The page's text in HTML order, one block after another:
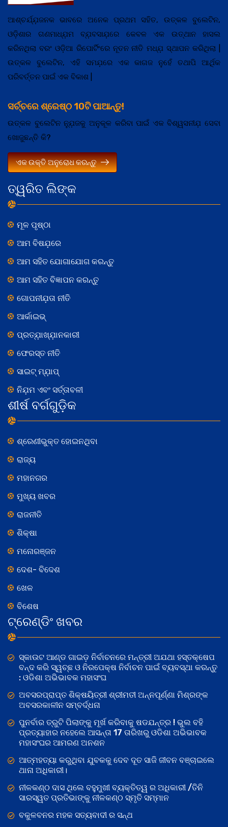
ତ୍ୱରିତ ଲିଙ୍କ
ମୂଳ ପୃଷ୍ଠା
ଆମ ବିଷଯ଼ରେ
ଆମ ସହିତ ଯୋଗାଯୋଗ କରନ୍ତୁ
ଆମ ସହିତ ବିଜ୍ଞାପନ କରନ୍ତୁ
ଗୋପନୀଯ଼ତା ନୀତି
ଆର୍କାଇଭ୍
ପ୍ରତ୍ଯ଼ାଖ୍ଯ଼ାନକାରୀ
ଫେରସ୍ତ ନୀତି
ସାଇଟ୍ ମ୍ଯ଼ାପ୍
ନିଯ଼ମ ଏବଂ ସର୍ତ୍ତାବଳୀ
ଶୀର୍ଷ ବର୍ଗଗୁଡ଼ିକ
ଶ୍ରେଣୀଭୁକ୍ତ ହୋଇନଥିବା
ରାଜ୍ୟ
ମହାନଗର
ମୁଖ୍ୟ ଖବର
ରାଜନୀତି
ଶିକ୍ଷା
ମନୋରଞ୍ଜନ
ଦେଶ- ବିଦେଶ
ଖେଳ
ବିଶେଷ
ଟ୍ରେଣ୍ଡିଂ ଖବର
ସ୍କାଉଟ ଆଣ୍ଡ ଗାଇଡ଼ ନିର୍ବାଚନରେ ମନ୍ତ୍ରୀ ଅଯଥା ହସ୍ତକ୍ଷେପ
ବନ୍ଦ କରି ସ୍ୱଚ୍ଛ ଓ ନିରପେକ୍ଷ ନିର୍ବାଚନ ପାଇଁ ବ୍ୟବସ୍ଥା କରନ୍ତୁ
: ଓଡିଶା ଅଭିଭାବକ ମହାସଂଘ
ଅବସରପ୍ରାପ୍ତ ଶିକ୍ଷୟିତ୍ରୀ ଶ୍ରୀମତୀ ଅନ୍ନପୂର୍ଣ୍ଣା ମିଶ୍ରଙ୍କ
ଅବସରକାଳୀନ ସମ୍ବର୍ଦ୍ଧନା
ପୁନର୍ବାର ତ୍ରୁଟି ପିଲାଙ୍କୁ ମୂର୍ଖ କରିବାକୁ ଷଡଯନ୍ତ୍ର ! ଭୁଲ ବହି
ପ୍ରତ୍ୟାହାର ନହେଲେ ଆସନ୍ତା 17 ତାରିଖରୁ ଓଡିଶା ଅଭିଭାବକ
ମହାସଂଘର ଆମରଣ ଅନଶନ
ଆତ୍ମହତ୍ୟା କରୁଥିବା ଯୁବକକୁ ଦେବ ଦୂତ ସାଜି ଜୀବନ ବଞ୍ଚାଇଲେ
ଥାନା ଅଧିକାରୀ।
ନୀଳକଣ୍ଠ ଦାସ ଥିଲେ ବହୁମୁଖୀ ବ୍ୟକ୍ତିତ୍ୱ ର ଅଧିକାରୀ /ତିନି
ସାରସ୍ୱତ ପ୍ରତିଭାଙ୍କୁ ନୀଳକଣ୍ଠ ସ୍ମୃତି ସମ୍ମାନ
ବକୁଳବନର ମହକ ସତ୍ୟବାଦୀ ର ସନ୍ଥ
ଆଶ୍ଚର୍ଯ୍ଯ଼ଜନକ ଭାବରେ ଅନେକ ପ୍ରଥମ ସହିତ, ଉତ୍କଳ ବୁଲେଟିନ,
ଓଡ଼ିଶାର ଗଣମାଧ୍ଯ଼ମ ବ୍ଯ଼ବସାଯ଼ରେ କେବଳ ଏକ ଉତ୍ଥାନ ହାସଲ
କରିନଥିଲା ବରଂ ଓଡ଼ିଆ ରିପୋର୍ଟିଂରେ ନୂତନ ନୀତି ମଧ୍ଯ଼ ସ୍ଥାପନ କରିଥିଲା |
ଉତ୍କଳ ବୁଲେଟିନ, ଏହି ସମଯ଼ରେ ଏକ କାଗଜ ନୁହେଁ ତଥାପି ଆର୍ଥିକ
ପରିବର୍ତ୍ତନ ପାଇଁ ଏକ ବିକାଶ |
ସର୍ଚ୍ଚରେ ଶ୍ରେଷ୍ଠ 10ଟି ପାଆନ୍ତୁ!
ଉତ୍କଳ ବୁଲେଟିନ ନ୍ଯ଼ୁଜକୁ ଅନୁକୂଳ କରିବା ପାଇଁ ଏକ ବିଶ୍ୱସନୀଯ଼ ସେବା
ଖୋଜୁଛନ୍ତି କି?
ଏକ ଉକ୍ତି ଅନୁରୋଧ କରନ୍ତୁ